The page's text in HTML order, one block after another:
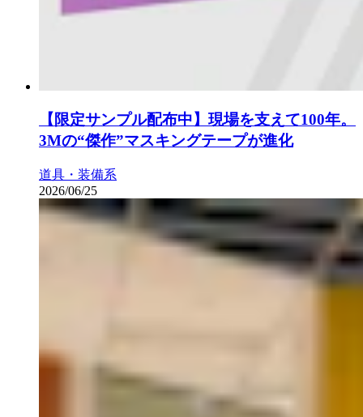
【限定サンプル配布中】現場を支えて100年。
3Mの“傑作”マスキングテープが進化
道具・装備系
2026/06/25